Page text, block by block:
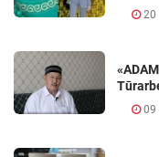
20
09